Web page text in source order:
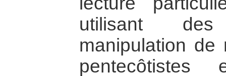
utilisant
manipulation de